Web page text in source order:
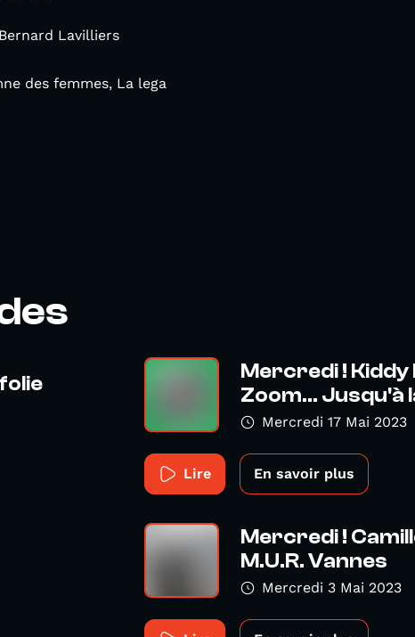
Lavilliers
des femmes, La lega
Mercredi !
Zoom... Jusqu'à
Mercredi 17 Mai 2023
Lire En savoir plus
Mercredi !
M.U.R. Vannes
Mercredi 3 Mai 2023